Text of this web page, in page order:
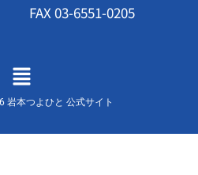
FAX 03-6551-0205
メ
ニ
ュ
岩本つよひと 公式サイト